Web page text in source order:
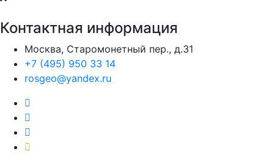
Контактная информация
Москва, Старомонетный пер., д.31
+7 (495) 950 33 14
rosgeo@yandex.ru